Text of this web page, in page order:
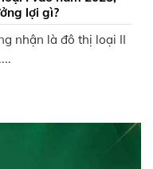
lợi gì?
nhận là đô thị loại II